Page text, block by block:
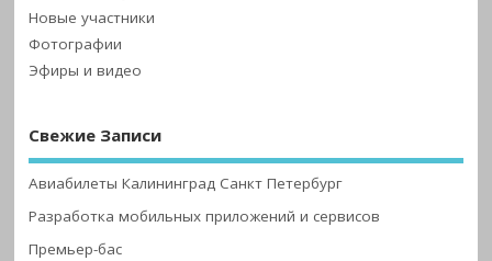
Новые участники
Фотографии
Эфиры и видео
Свежие Записи
Авиабилеты Калининград Санкт Петербург
Разработка мобильных приложений и сервисов
Премьер-бас